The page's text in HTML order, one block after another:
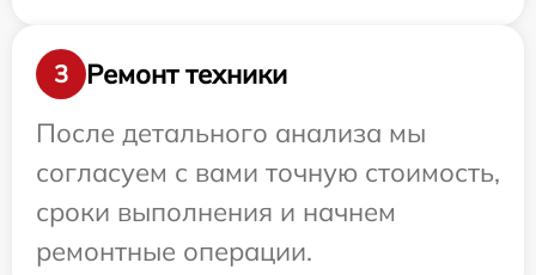
3
Ремонт техники
После детального анализа мы
согласуем с вами точную стоимость,
сроки выполнения и начнем
ремонтные операции.